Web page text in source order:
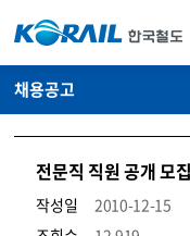
채용공고
전문직 직원 공개 모집
작성일
2010-12-15